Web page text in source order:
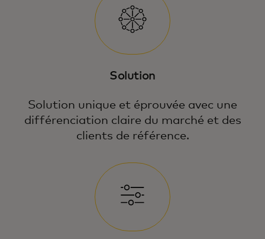
Solution
Solution unique et éprouvée avec une
différenciation claire du marché et des
clients de référence.